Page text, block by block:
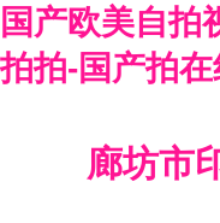
国产欧美自拍
拍拍-国产拍
廊坊市